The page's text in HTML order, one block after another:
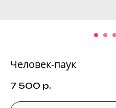
Человек-паук
7 500 р.